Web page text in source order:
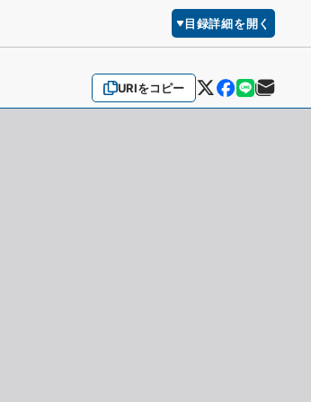
目録詳細を開く
URIをコピー